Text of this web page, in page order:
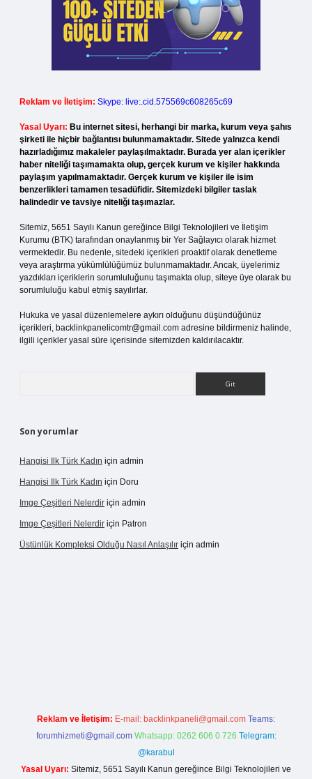
Reklam ve İletişim: Skype: live:.cid.575569c608265c69
Yasal Uyarı: Bu internet sitesi, herhangi bir marka, kurum veya şahıs
şirketi ile hiçbir bağlantısı bulunmamaktadır. Sitede yalnızca kendi
hazırladığımız makaleler paylaşılmaktadır. Burada yer alan içerikler
haber niteliği taşımamakta olup, gerçek kurum ve kişiler hakkında
paylaşım yapılmamaktadır. Gerçek kurum ve kişiler ile isim
benzerlikleri tamamen tesadüfidir. Sitemizdeki bilgiler taslak
halindedir ve tavsiye niteliği taşımazlar.
Sitemiz, 5651 Sayılı Kanun gereğince Bilgi Teknolojileri ve İletişim
Kurumu (BTK) tarafından onaylanmış bir Yer Sağlayıcı olarak hizmet
vermektedir. Bu nedenle, sitedeki içerikleri proaktif olarak denetleme
veya araştırma yükümlülüğümüz bulunmamaktadır. Ancak, üyelerimiz
yazdıkları içeriklerin sorumluluğunu taşımakta olup, siteye üye olarak bu
sorumluluğu kabul etmiş sayılırlar.
Hukuka ve yasal düzenlemelere aykırı olduğunu düşündüğünüz
içerikleri, backlinkpanelicomtr@gmail.com adresine bildirmeniz halinde,
ilgili içerikler yasal süre içerisinde sitemizden kaldırılacaktır.
Son yorumlar
Hangisi Ilk Türk Kadın için admin
Hangisi Ilk Türk Kadın için Doru
Imge Çeşitleri Nelerdir için admin
Imge Çeşitleri Nelerdir için Patron
Üstünlük Kompleksi Olduğu Nasıl Anlaşılır için admin
Reklam ve İletişim: E-mail: backlinkpaneli@gmail.com Teams:
forumhizmeti@gmail.com Whatsapp: 0262 606 0 726 Telegram:
@karabul
Yasal Uyarı: Sitemiz, 5651 Sayılı Kanun gereğince Bilgi Teknolojileri ve